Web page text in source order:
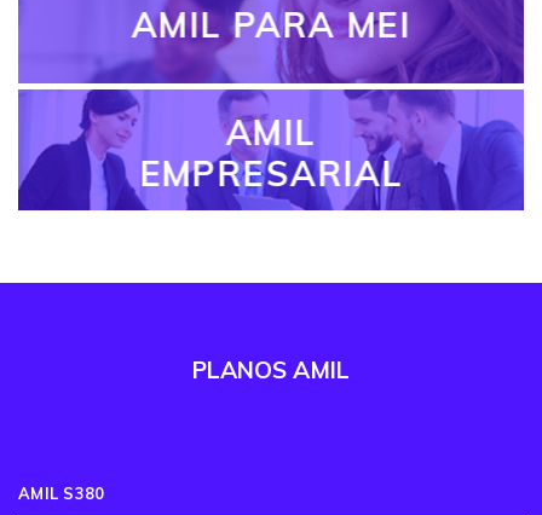
AMIL PARA MEI
AMIL
EMPRESARIAL
PLANOS AMIL
AMIL S380